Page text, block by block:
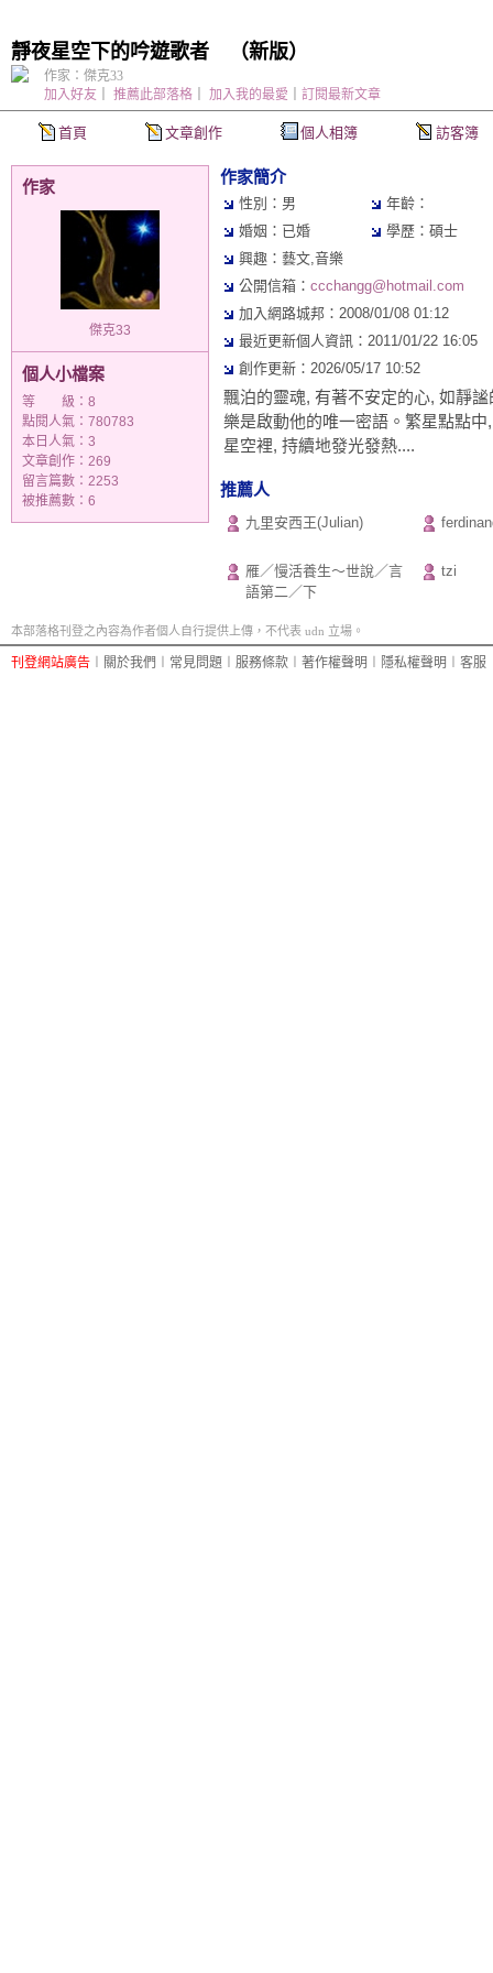
靜夜星空下的吟遊歌者 （新版）
首頁 文章創作 個人相簿 訪客簿
加入好友 推薦此部落格 加入我的最愛 訂閱最新文章
作家：傑克33
作家
傑克33
個人小檔案
等 級：8
點閱人氣：780783
本日人氣：3
文章創作：269
留言篇數：2253
被推薦數： 6
作家簡介
性別：男
年齡：
婚姻：已婚
學歷：碩士
興趣：藝文,音樂
公開信箱： ccchangg@hotmail.com
加入網路城邦：2008/01/08 01:12
最近更新個人資訊：2011/01/22 16:05
創作更新：2026/05/17 10:52
飄泊的靈魂, 有著不安定的心, 如靜
樂是啟動他的唯一密語。繁星點點
星空裡, 持續地發光發熱....
推薦人
九里安西王(Julian)
雁／慢活養生～世說／言
語第二／下
tzi
本部落格刊登之內容為作者個人自行提供上傳，不代表 udn 立場。
刊登網站廣告 關於我們 常見問題 服務條款 著作權聲明 隱私權聲明 客服